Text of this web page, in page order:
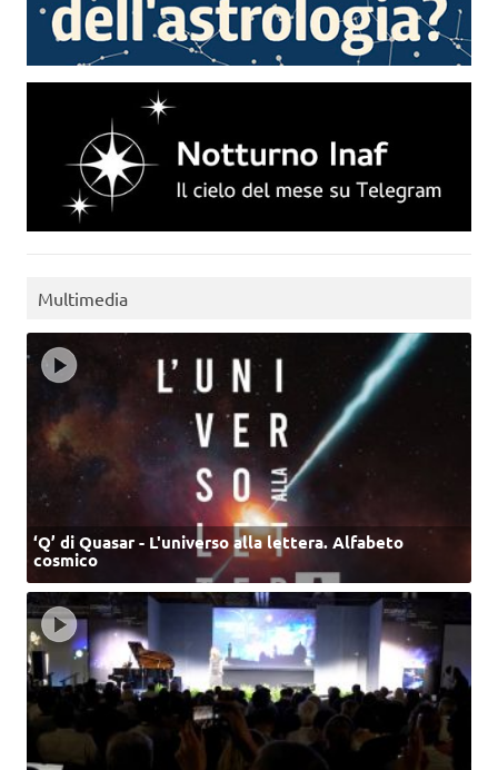
Multimedia
‘Q’ di Quasar - L'universo alla lettera. Alfabeto
cosmico